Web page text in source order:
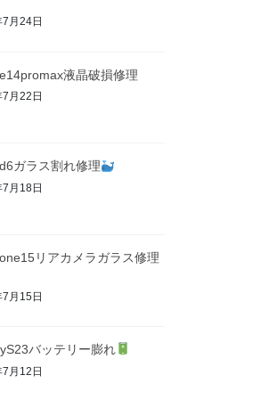
月24日
液晶破損修理
月22日
ガラス割れ修理
月18日
リアカメラガラス修理
月15日
バッテリー膨れ
月12日